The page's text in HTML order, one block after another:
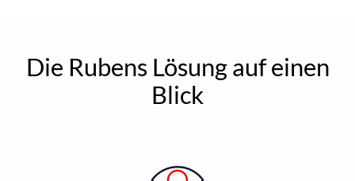
Die Rubens Lösung auf einen
Blick